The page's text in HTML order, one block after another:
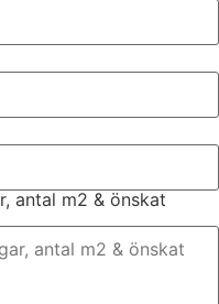
antal m2 & önskat